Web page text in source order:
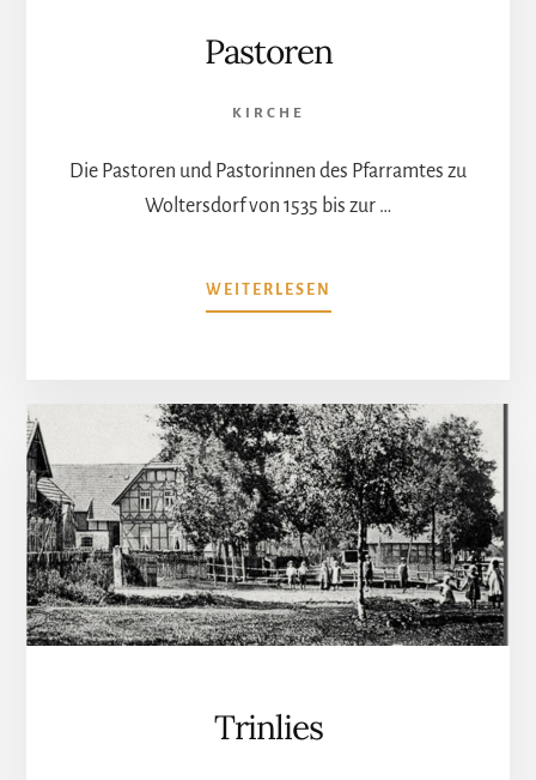
Pastoren
KIRCHE
Die Pastoren und Pastorinnen des Pfarramtes zu
Woltersdorf von 1535 bis zur …
WEITERLESEN
Trinlies